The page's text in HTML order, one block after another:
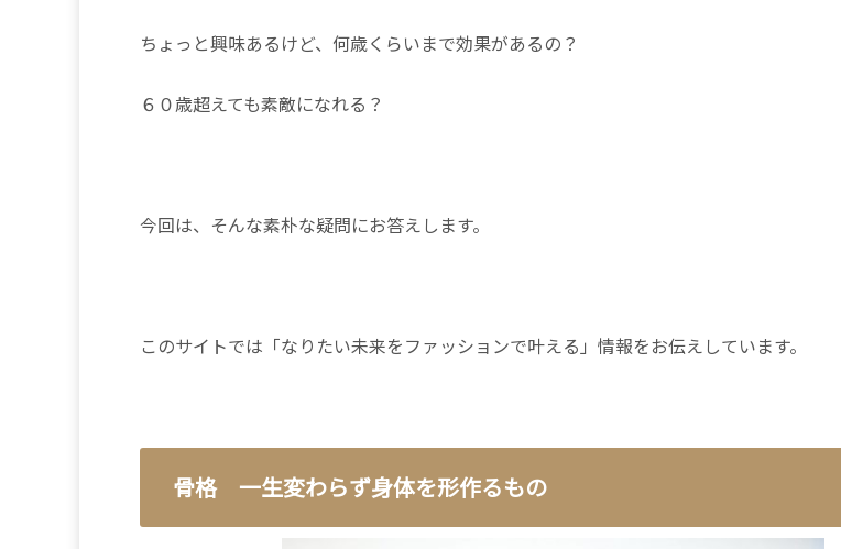
ちょっと興味あるけど、何歳くらいまで効果があるの？
６０歳超えても素敵になれる？
今回は、そんな素朴な疑問にお答えします。
このサイトでは「なりたい未来をファッションで叶える」情報をお伝えしています。
骨格 一生変わらず身体を形作るもの